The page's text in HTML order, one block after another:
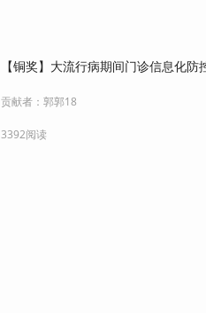
【铜奖】大流行病期间门诊信息化防
贡献者：郭郭18
3392阅读